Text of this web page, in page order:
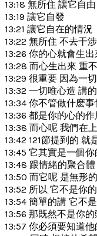
13:18 無所住 讓它自由
13:19 讓它自發
13:21 讓它自在的情況
13:22 無所住 不去干
13:26 你的心就會生出
13:28 而心生出來 重
13:29 很重要 因為一
13:32 一切唯心造 講
13:34 你不管做什麽事
13:36 都是你的心的作
13:38 而心呢 我們在
13:42 121節提到的 就
13:45 它其實是一個
13:48 跟情緒的聚合體
13:50 而它呢 是無形的
13:52 所以 它不是你
13:54 簡單的講 它不
13:56 那既然不是你
13:57 你必須要知道